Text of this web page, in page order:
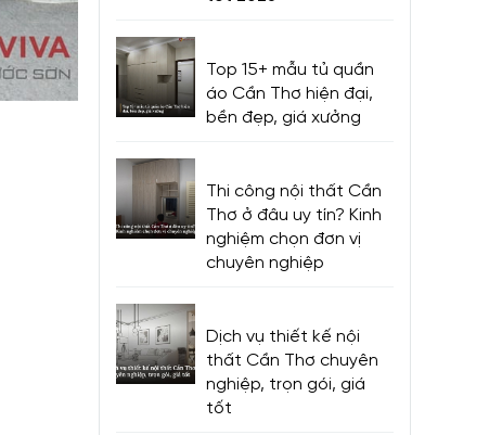
Top 15+ mẫu tủ quần
áo Cần Thơ hiện đại,
bền đẹp, giá xưởng
Thi công nội thất Cần
Thơ ở đâu uy tín? Kinh
nghiệm chọn đơn vị
chuyên nghiệp
Dịch vụ thiết kế nội
thất Cần Thơ chuyên
nghiệp, trọn gói, giá
tốt